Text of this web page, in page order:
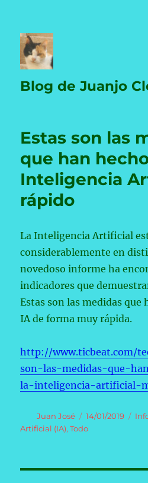
Blog de Juanjo
Estas son las
que han
Inteligencia
rápido
La Inteligencia Artificial
considerablemente en
novedoso informe ha
indicadores que
Estas son las medidas que
IA de forma muy rápida.
http://www.ticbeat.com/
son-las-medidas-que-
la-inteligencia-artificial-
Autor
Juan José
Publicado
el
14/01/2019
Artificial (IA),Todo